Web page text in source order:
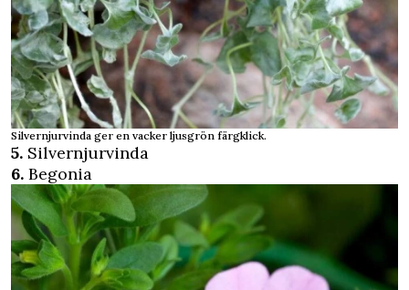
Silvernjurvinda ger en vacker ljusgrön färgklick.
5. Silvernjurvinda
6. Begonia